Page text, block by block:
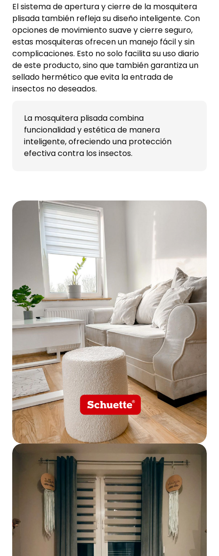
El sistema de apertura y cierre de la mosquitera
plisada también refleja su diseño inteligente. Con
opciones de movimiento suave y cierre seguro,
estas mosquiteras ofrecen un manejo fácil y sin
complicaciones. Esto no solo facilita su uso diario
de este producto, sino que también garantiza un
sellado hermético que evita la entrada de
insectos no deseados.
La mosquitera plisada combina
funcionalidad y estética de manera
inteligente, ofreciendo una protección
efectiva contra los insectos.